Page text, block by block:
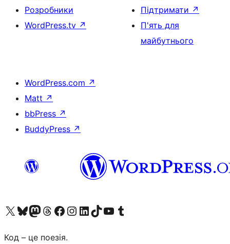
Розробники
WordPress.tv ↗
Підтримати ↗
П'ять для
майбутнього
WordPress.com ↗
Matt ↗
bbPress ↗
BuddyPress ↗
Visit our X (formerly Twitter) account
Visit our Bluesky account
Завітайте до нашої стрічки в Mastodon
Visit our Threads account
Завітайте на нашу сторінку в Facebook
Visit our Instagram account
Visit our LinkedIn account
Visit our TikTok account
Visit our YouTube channel
Visit our Tumblr account
Код – це поезія.